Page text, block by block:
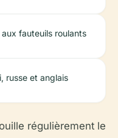
fauteuils roulants
russe et anglais
régulièrement le